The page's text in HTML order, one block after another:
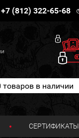
+7 (812) 322-65-68
СЕРТИФИКАТЫ